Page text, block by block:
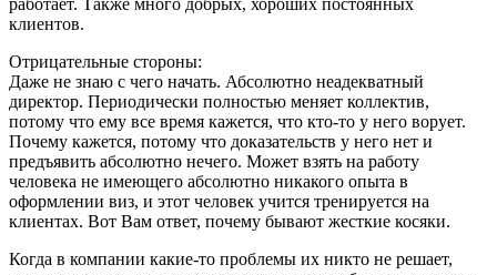
работает. Также много добрых, хороших постоянных
клиентов.
Отрицательные стороны:
Даже не знаю с чего начать. Абсолютно неадекватный
директор. Периодически полностью меняет коллектив,
потому что ему все время кажется, что кто-то у него ворует.
Почему кажется, потому что доказательств у него нет и
предъявить абсолютно нечего. Может взять на работу
человека не имеющего абсолютно никакого опыта в
оформлении виз, и этот человек учится тренируется на
клиентах. Вот Вам ответ, почему бывают жесткие косяки.
Когда в компании какие-то проблемы их никто не решает,